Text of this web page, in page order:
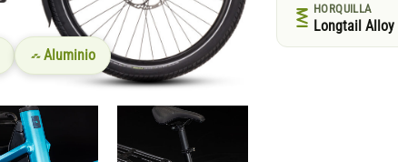
Aluminio
HORQUILLA
Longtail Alloy